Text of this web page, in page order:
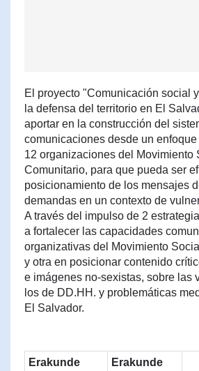
El proyecto "Comunicación social
la defensa del territorio en El
aportar en la construcción del
comunicaciones desde un
12 organizaciones del Movimiento
Comunitario, para que pueda ser
posicionamiento de los mensajes
demandas en un contexto de
A través del impulso de 2
a fortalecer las capacidades
organizativas del Movimiento
y otra en posicionar contenido
e imágenes no-sexistas, sobre las
los de DD.HH. y problemáticas
El Salvador.
Erakunde
Erakunde